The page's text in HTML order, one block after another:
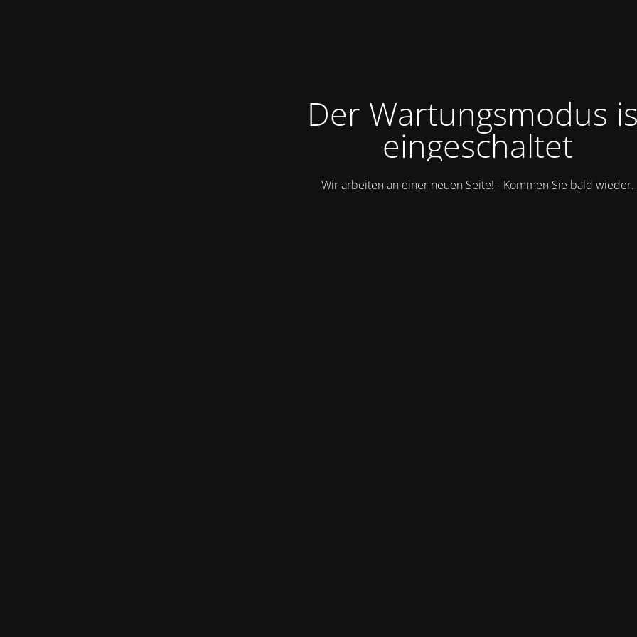
Der Wartungsmodus
eingeschaltet
Wir arbeiten an einer neuen Seite! - Kommen Sie bald wieder.